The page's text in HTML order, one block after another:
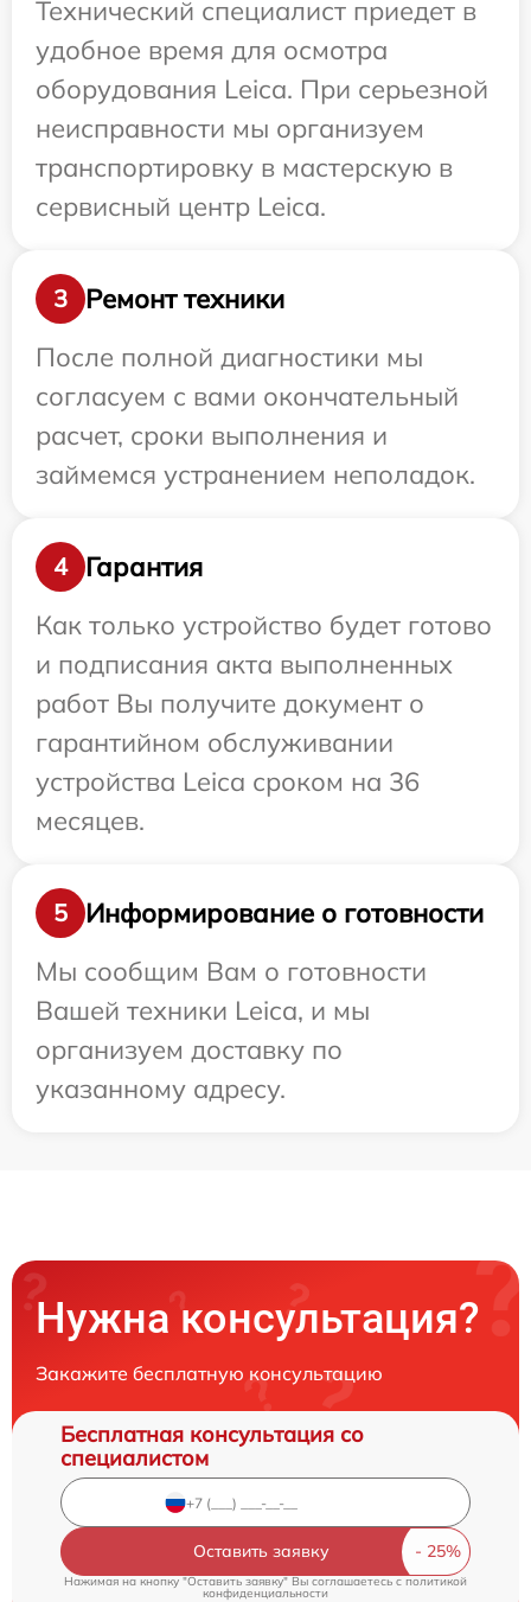
Технический специалист приедет в
удобное время для осмотра
оборудования Leica. При серьезной
неисправности мы организуем
транспортировку в мастерскую в
сервисный центр Leica.
3
Ремонт техники
После полной диагностики мы
согласуем с вами окончательный
расчет, сроки выполнения и
займемся устранением неполадок.
4
Гарантия
Как только устройство будет готово
и подписания акта выполненных
работ Вы получите документ о
гарантийном обслуживании
устройства Leica сроком на 36
месяцев.
5
Информирование о готовности
Мы сообщим Вам о готовности
Вашей техники Leica, и мы
организуем доставку по
указанному адресу.
Нужна консультация?
Закажите бесплатную консультацию
Бесплатная консультация со
специалистом
Оставить заявку
Нажимая на кнопку "Оставить заявку" Вы соглашаетесь cполитикой
конфиденциальности